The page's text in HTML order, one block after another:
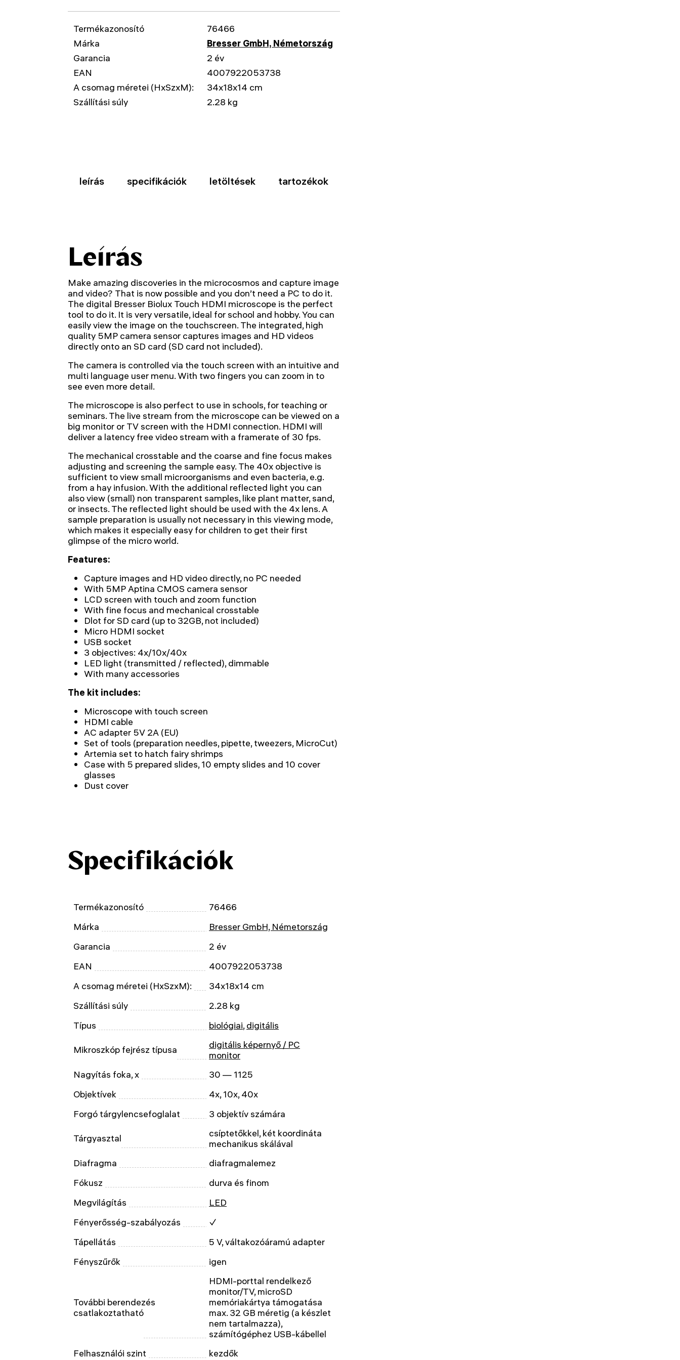
Termékazonosító
76466
Márka
Bresser GmbH, Németország
Garancia
2 év
EAN
4007922053738
A csomag méretei (HxSzxM):
34x18x14 cm
Szállítási súly
2.28 kg
leírás specifikációk letöltések tartozékok
Leírás
Make amazing discoveries in the microcosmos and capture image
and video? That is now possible and you don’t need a PC to do it.
The digital Bresser Biolux Touch HDMI microscope is the perfect
tool to do it. It is very versatile, ideal for school and hobby. You can
easily view the image on the touchscreen. The integrated, high
quality 5MP camera sensor captures images and HD videos
directly onto an SD card (SD card not included).
The camera is controlled via the touch screen with an intuitive and
multi language user menu. With two fingers you can zoom in to
see even more detail.
The microscope is also perfect to use in schools, for teaching or
seminars. The live stream from the microscope can be viewed on a
big monitor or TV screen with the HDMI connection. HDMI will
deliver a latency free video stream with a framerate of 30 fps.
The mechanical crosstable and the coarse and fine focus makes
adjusting and screening the sample easy. The 40x objective is
sufficient to view small microorganisms and even bacteria, e.g.
from a hay infusion. With the additional reflected light you can
also view (small) non transparent samples, like plant matter, sand,
or insects. The reflected light should be used with the 4x lens. A
sample preparation is usually not necessary in this viewing mode,
which makes it especially easy for children to get their first
glimpse of the micro world.
Features:
Capture images and HD video directly, no PC needed
With 5MP Aptina CMOS camera sensor
LCD screen with touch and zoom function
With fine focus and mechanical crosstable
Dlot for SD card (up to 32GB, not included)
Micro HDMI socket
USB socket
3 objectives: 4x/10x/40x
LED light (transmitted / reflected), dimmable
With many accessories
The kit includes:
Microscope with touch screen
HDMI cable
AC adapter 5V 2A (EU)
Set of tools (preparation needles, pipette, tweezers, MicroCut)
Artemia set to hatch fairy shrimps
Case with 5 prepared slides, 10 empty slides and 10 cover
glasses
Dust cover
Specifikációk
Termékazonosító
76466
Márka
Bresser GmbH, Németország
Garancia
2 év
EAN
4007922053738
A csomag méretei (HxSzxM):
34x18x14 cm
Szállítási súly
2.28 kg
Típus
biológiai, digitális
Mikroszkóp fejrész típusa
digitális képernyő / PC
monitor
Nagyítás foka, x
30 — 1125
Objektívek
4x, 10x, 40x
Forgó tárgylencsefoglalat
3 objektív számára
Tárgyasztal
csíptetőkkel, két koordináta
mechanikus skálával
Diafragma
diafragmalemez
Fókusz
durva és finom
Megvilágítás
LED
Fényerősség-szabályozás
✓
Tápellátás
5 V, váltakozóáramú adapter
Fényszűrők
igen
További berendezés
csatlakoztatható
HDMI-porttal rendelkező
monitor/TV, microSD
memóriakártya támogatása
max. 32 GB méretig (a készlet
nem tartalmazza),
számítógéphez USB-kábellel
Felhasználói szint
kezdők